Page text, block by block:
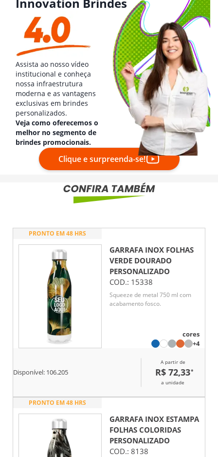
Innovation Brindes
Assista ao nosso vídeo
institucional e conheça
nossa infraestrutura
moderna e as vantagens
exclusivas em brindes
personalizados.
Veja como oferecemos o
melhor no segmento de
brindes promocionais.
Clique e surpreenda-se!
PRONTO EM 48 HRS
GARRAFA INOX FOLHAS
VERDE DOURADO
PERSONALIZADO
COD.: 15338
Squeeze de metal 750 ml com
acabamento fosco.
cores
+4
Disponível: 106.205
A partir de
R$ 72,33*
a unidade
PRONTO EM 48 HRS
GARRAFA INOX ESTAMPA
FOLHAS COLORIDAS
PERSONALIZADO
COD.: 8138